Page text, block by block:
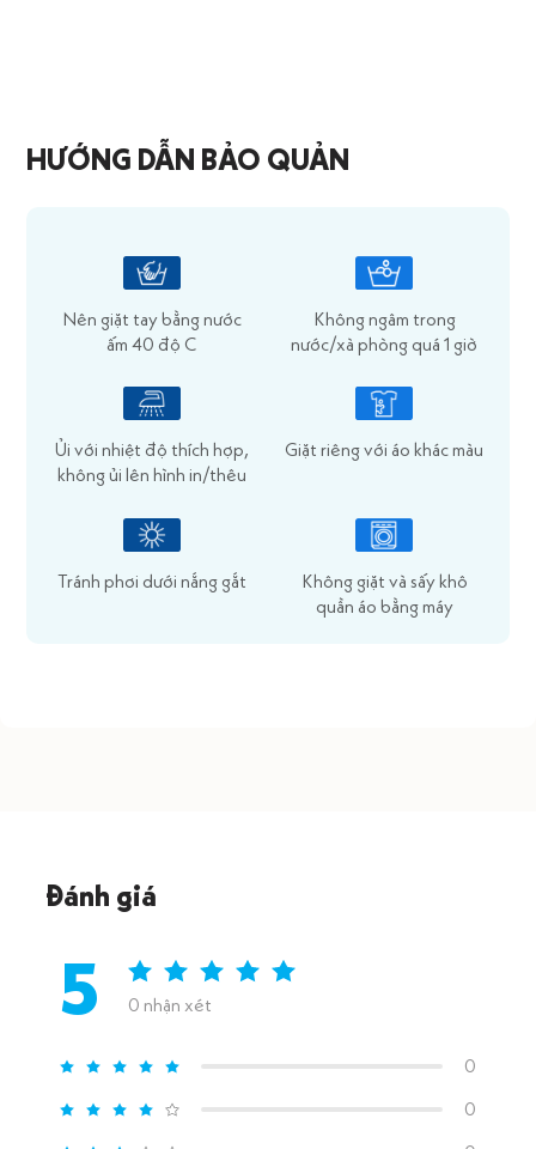
HƯỚNG DẪN BẢO QUẢN
Nên giặt tay bằng nước
ấm 40 độ C
Không ngâm trong
nước/xà phòng quá 1 giờ
Ủi với nhiệt độ thích hợp,
không ủi lên hình in/thêu
Giặt riêng với áo khác màu
Tránh phơi dưới nắng gắt
Không giặt và sấy khô
quần áo bằng máy
Đánh giá
5 0 nhận xét
0
0